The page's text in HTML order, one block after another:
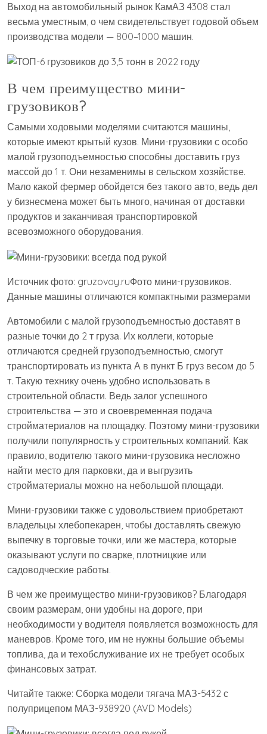
Выход на автомобильный рынок КамАЗ 4308 стал
весьма уместным, о чем свидетельствует годовой объем
производства модели — 800–1000 машин.
В чем преимущество мини-
грузовиков?
Самыми ходовыми моделями считаются машины,
которые имеют крытый кузов. Мини-грузовики с особо
малой грузоподъемностью способны доставить груз
массой до 1 т. Они незаменимы в сельском хозяйстве.
Мало какой фермер обойдется без такого авто, ведь дел
у бизнесмена может быть много, начиная от доставки
продуктов и заканчивая транспортировкой
всевозможного оборудования.
Источник фото: gruzovoy.ruФото мини-грузовиков.
Данные машины отличаются компактными размерами
Автомобили с малой грузоподъемностью доставят в
разные точки до 2 т груза. Их коллеги, которые
отличаются средней грузоподъемностью, смогут
транспортировать из пункта А в пункт Б груз весом до 5
т. Такую технику очень удобно использовать в
строительной области. Ведь залог успешного
строительства — это и своевременная подача
стройматериалов на площадку. Поэтому мини-грузовики
получили популярность у строительных компаний. Как
правило, водителю такого мини-грузовика несложно
найти место для парковки, да и выгрузить
стройматериалы можно на небольшой площади.
Мини-грузовики также с удовольствием приобретают
владельцы хлебопекарен, чтобы доставлять свежую
выпечку в торговые точки, или же мастера, которые
оказывают услуги по сварке, плотницкие или
садоводческие работы.
В чем же преимущество мини-грузовиков? Благодаря
своим размерам, они удобны на дороге, при
необходимости у водителя появляется возможность для
маневров. Кроме того, им не нужны большие объемы
топлива, да и техобслуживание их не требует особых
финансовых затрат.
Читайте также: Сборка модели тягача МАЗ-5432 с
полуприцепом МАЗ-938920 (AVD Models)